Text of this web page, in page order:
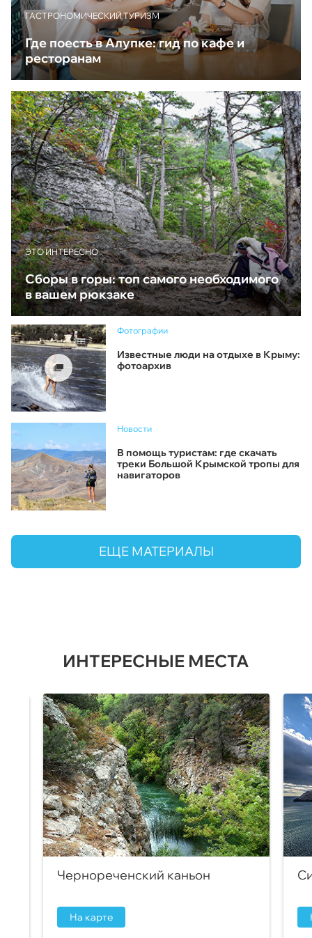
ГАСТРОНОМИЧЕСКИЙ ТУРИЗМ
Где поесть в Алупке: гид по кафе и
ресторанам
ЭТО ИНТЕРЕСНО
Сборы в горы: топ самого необходимого
в вашем рюкзаке
Фотографии
Известные люди на отдыхе в Крыму:
фотоархив
Новости
В помощь туристам: где скачать
треки Большой Крымской тропы для
навигаторов
ЕЩЕ МАТЕРИАЛЫ
ИНТЕРЕСНЫЕ МЕСТА
Чернореченский каньон
На карте